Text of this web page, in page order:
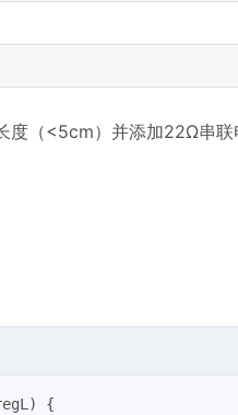
（<5cm）并添加22Ω串联
{